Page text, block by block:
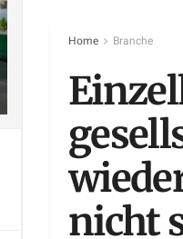
Home Branche
nicht